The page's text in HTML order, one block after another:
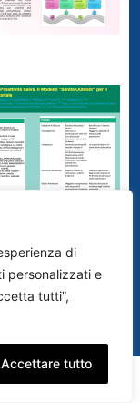
di
personalizzati e
tutti”,
Accettare tutto